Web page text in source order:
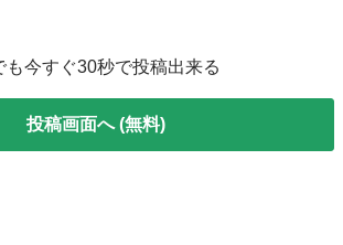
も今すぐ30秒で投稿出来る
投稿画面へ (無料)